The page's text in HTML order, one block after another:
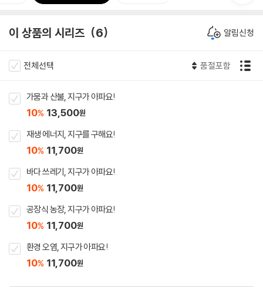
이 상품의 시리즈 6 알림신청
전체선택 품절포함
가뭄과 산불, 지구가 아파요!
10% 13,500원
재생 에너지, 지구를 구해요!
10% 11,700원
바다 쓰레기, 지구가 아파요!
10% 11,700원
공장식 농장, 지구가 아파요!
10% 11,700원
환경 오염, 지구가 아파요!
10% 11,700원